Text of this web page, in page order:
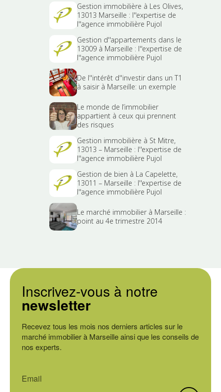
Gestion immobilière à Les Olives,
13013 Marseille : l''expertise de
l''agence immobilière Pujol
Gestion d''appartements dans le
13009 à Marseille : l''expertise de
l''agence immobilière Pujol
De l''intérêt d''investir dans un T1
à saisir à Marseille: un exemple
Le monde de l’immobilier
appartient à ceux qui prennent
des risques
Gestion immobilière à St Mitre,
13013 – Marseille : l''expertise de
l''agence immobilière Pujol
Gestion de bien à La Capelette,
13011 – Marseille : l''expertise de
l''agence immobilière Pujol
Le marché immobilier à Marseille :
point au 4e trimestre 2014
Inscrivez-vous à notre
newsletter
Recevez tous les mois nos derniers articles sur le
marché immobilier à Marseille ainsi que les conseils de
nos experts.